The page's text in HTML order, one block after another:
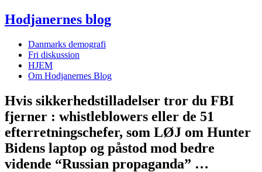
Hodjanernes blog
Danmarks demografi
Fri diskussion
HJEM
Om Hodjanernes Blog
Hvis sikkerhedstilladelser tror du FBI
fjerner : whistleblowers eller de 51
efterretningschefer, som LØJ om Hunter
Bidens laptop og påstod mod bedre
vidende “Russian propaganda” …